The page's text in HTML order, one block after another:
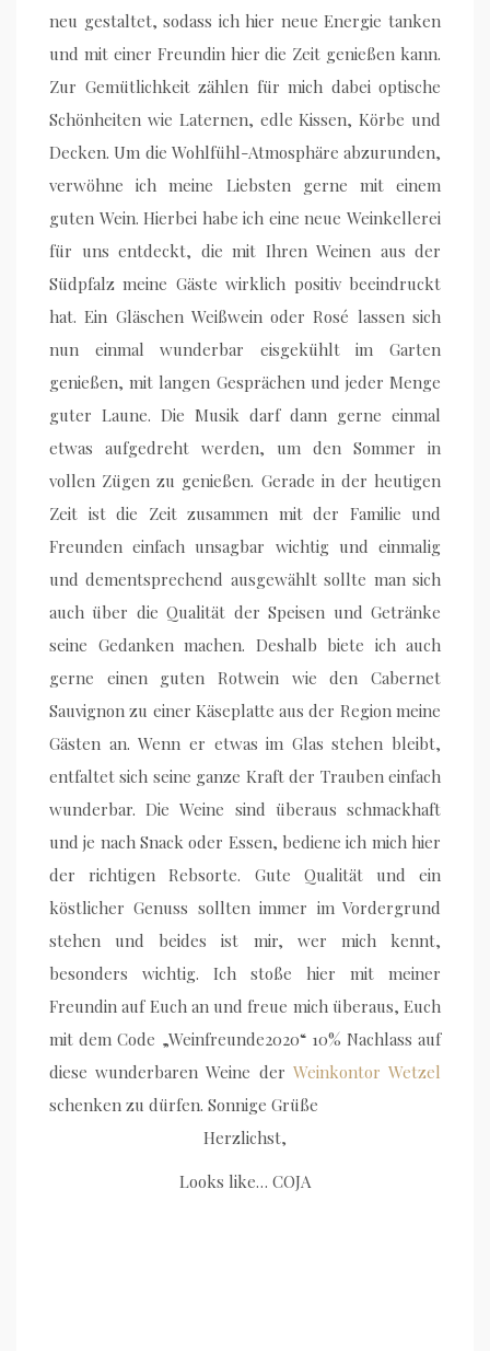
neu gestaltet, sodass ich hier neue Energie tanken
und mit einer Freundin hier die Zeit genießen kann.
Zur Gemütlichkeit zählen für mich dabei optische
Schönheiten wie Laternen, edle Kissen, Körbe und
Decken. Um die Wohlfühl-Atmosphäre abzurunden,
verwöhne ich meine Liebsten gerne mit einem
guten Wein. Hierbei habe ich eine neue Weinkellerei
für uns entdeckt, die mit Ihren Weinen aus der
Südpfalz meine Gäste wirklich positiv beeindruckt
hat. Ein Gläschen Weißwein oder Rosé lassen sich
nun einmal wunderbar eisgekühlt im Garten
genießen, mit langen Gesprächen und jeder Menge
guter Laune. Die Musik darf dann gerne einmal
etwas aufgedreht werden, um den Sommer in
vollen Zügen zu genießen. Gerade in der heutigen
Zeit ist die Zeit zusammen mit der Familie und
Freunden einfach unsagbar wichtig und einmalig
und dementsprechend ausgewählt sollte man sich
auch über die Qualität der Speisen und Getränke
seine Gedanken machen. Deshalb biete ich auch
gerne einen guten Rotwein wie den Cabernet
Sauvignon zu einer Käseplatte aus der Region meine
Gästen an. Wenn er etwas im Glas stehen bleibt,
entfaltet sich seine ganze Kraft der Trauben einfach
wunderbar. Die Weine sind überaus schmackhaft
und je nach Snack oder Essen, bediene ich mich hier
der richtigen Rebsorte. Gute Qualität und ein
köstlicher Genuss sollten immer im Vordergrund
stehen und beides ist mir, wer mich kennt,
besonders wichtig. Ich stoße hier mit meiner
Freundin auf Euch an und freue mich überaus, Euch
mit dem Code „Weinfreunde2020“ 10% Nachlass auf
diese wunderbaren Weine der Weinkontor Wetzel
schenken zu dürfen. Sonnige Grüße
Herzlichst,
Looks like… COJA